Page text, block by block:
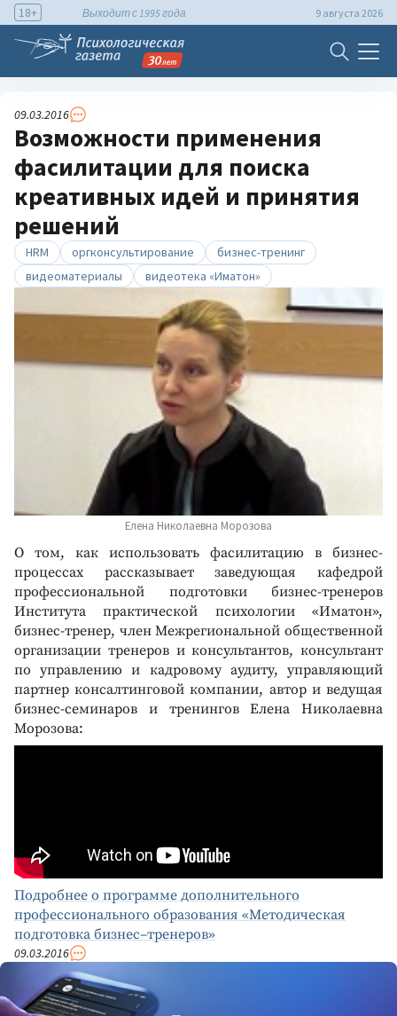
18+ Выходит с 1995 года 9 августа 2026
09.03.2016
Возможности применения
фасилитации для поиска
креативных идей и принятия
решений
HRM оргконсультирование
бизнес-тренинг
видеоматериалы
видеотека «Иматон»
Елена Николаевна Морозова
О том, как использовать фасилитацию в бизнес-
процессах рассказывает заведующая кафедрой
профессиональной подготовки бизнес-тренеров
Института практической психологии «Иматон»,
бизнес-тренер, член Межрегиональной общественной
организации тренеров и консультантов, консультант
по управлению и кадровому аудиту, управляющий
партнер консалтинговой компании, автор и ведущая
бизнес-семинаров и тренингов Елена Николаевна
Морозова:
Подробнее о программе дополнительного
профессионального образования «Методическая
подготовка бизнес–тренеров»
09.03.2016